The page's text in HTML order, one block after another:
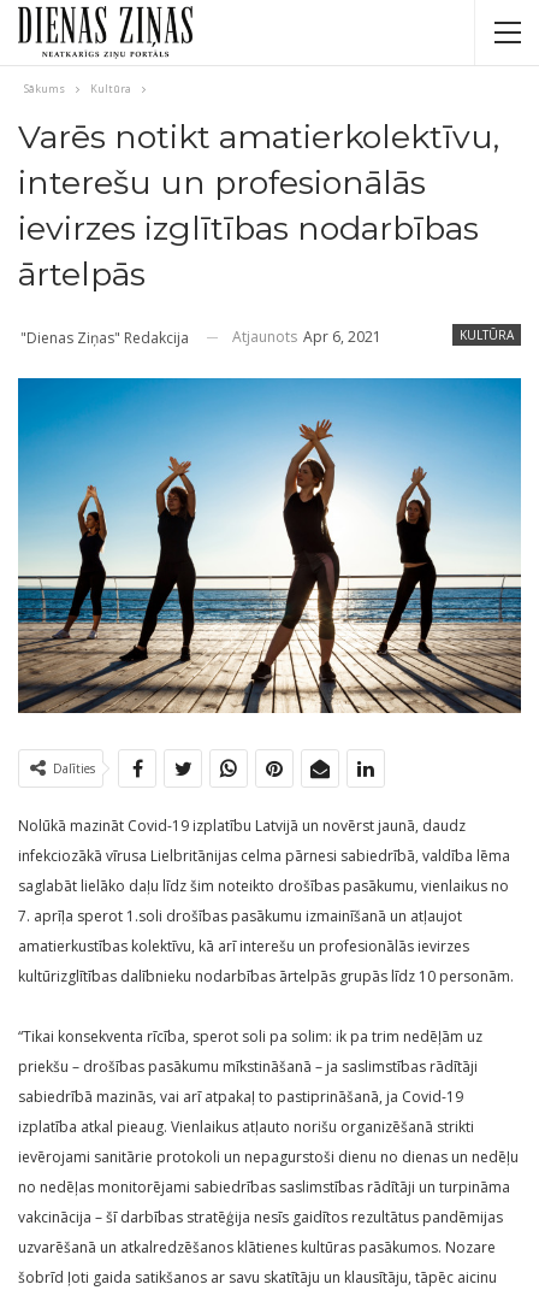
Sākums Kultūra
Varēs notikt amatierkolektīvu,
interešu un profesionālās
ievirzes izglītības nodarbības
ārtelpās
KULTŪRA
"Dienas Ziņas" Redakcija Atjaunots Apr 6, 2021
Dalīties
Nolūkā mazināt Covid-19 izplatību Latvijā un novērst jaunā, daudz
infekciozākā vīrusa Lielbritānijas celma pārnesi sabiedrībā, valdība lēma
saglabāt lielāko daļu līdz šim noteikto drošības pasākumu, vienlaikus no
7. aprīļa sperot 1.soli drošības pasākumu izmainīšanā un atļaujot
amatierkustības kolektīvu, kā arī interešu un profesionālās ievirzes
kultūrizglītības dalībnieku nodarbības ārtelpās grupās līdz 10 personām.
“Tikai konsekventa rīcība, sperot soli pa solim: ik pa trim nedēļām uz
priekšu – drošības pasākumu mīkstināšanā – ja saslimstības rādītāji
sabiedrībā mazinās, vai arī atpakaļ to pastiprināšanā, ja Covid-19
izplatība atkal pieaug. Vienlaikus atļauto norišu organizēšanā strikti
ievērojami sanitārie protokoli un nepagurstoši dienu no dienas un nedēļu
no nedēļas monitorējami sabiedrības saslimstības rādītāji un turpināma
vakcinācija – šī darbības stratēģija nesīs gaidītos rezultātus pandēmijas
uzvarēšanā un atkalredzēšanos klātienes kultūras pasākumos. Nozare
šobrīd ļoti gaida satikšanos ar savu skatītāju un klausītāju, tāpēc aicinu